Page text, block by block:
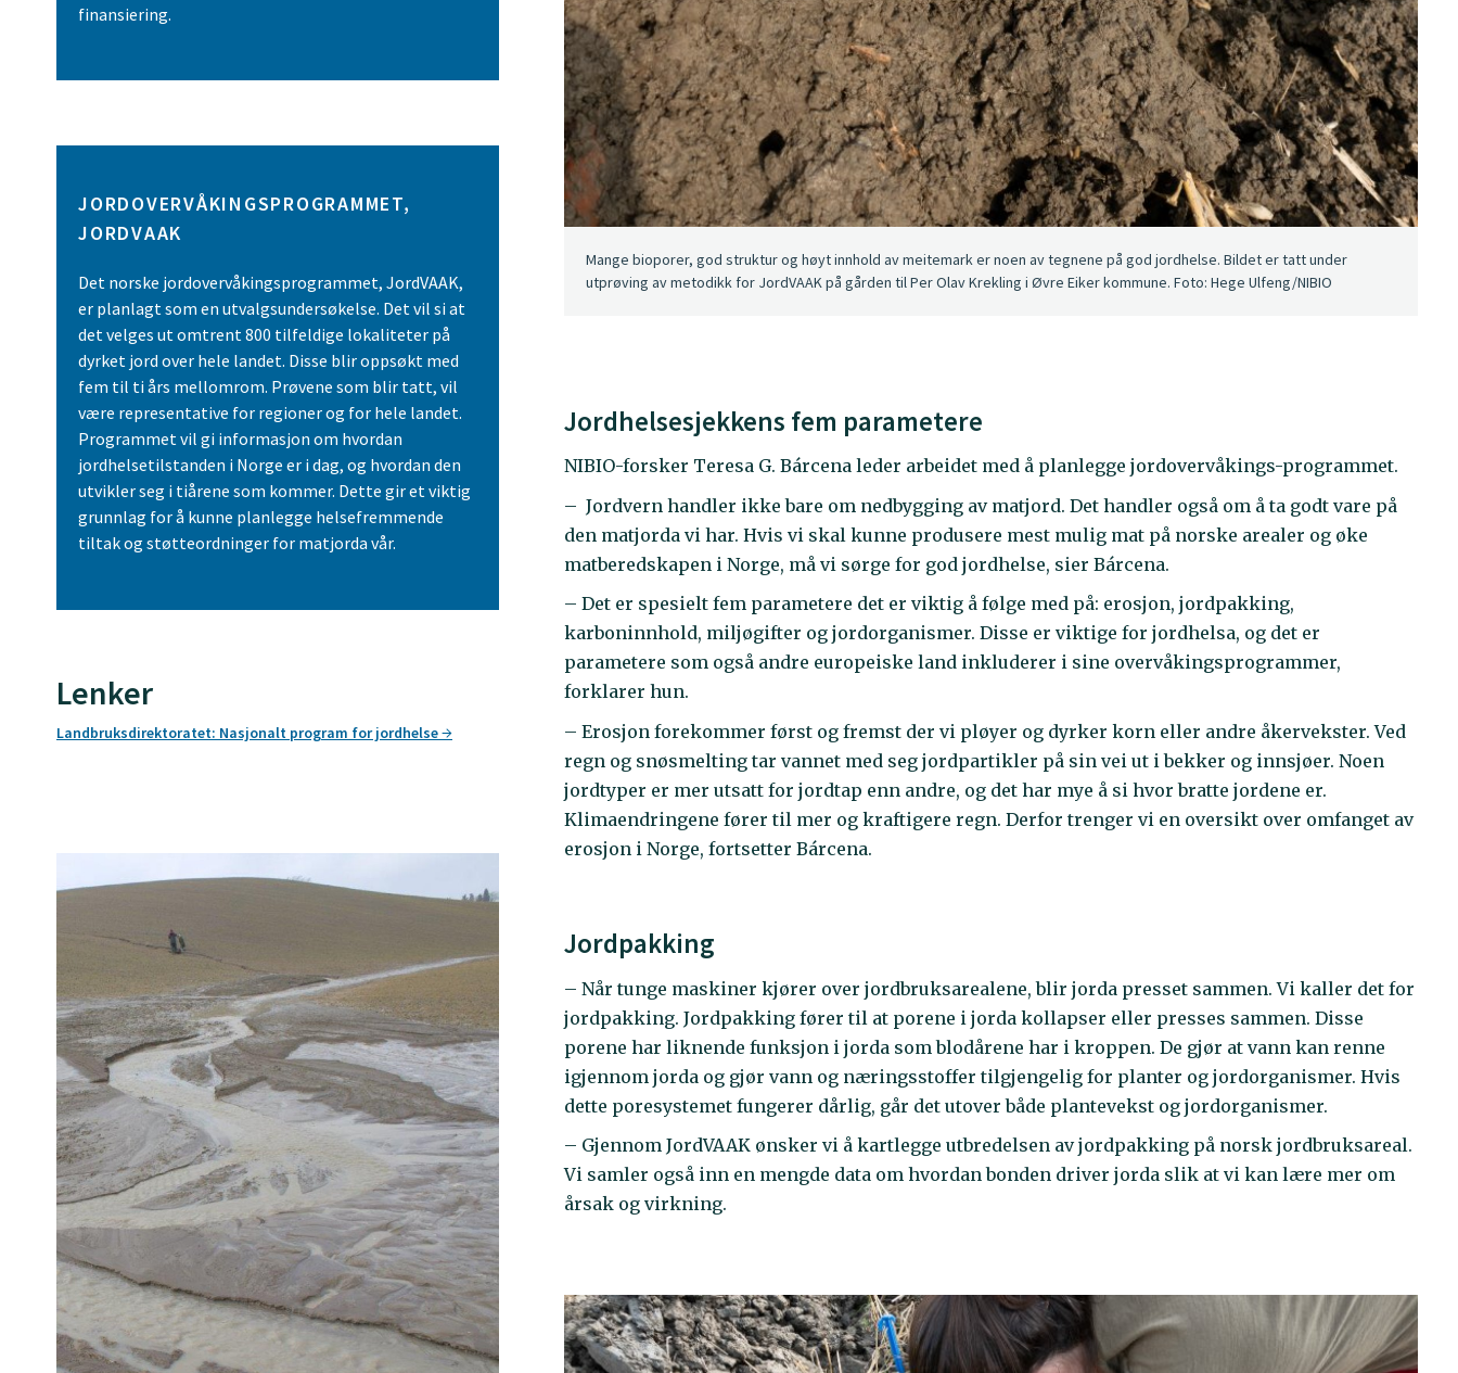
Mange bioporer, god struktur og høyt innhold av meitemark er noen av tegnene på god jordhelse. Bildet er tatt under
utprøving av metodikk for JordVAAK på gården til Per Olav Krekling i Øvre Eiker kommune. Foto: Hege Ulfeng/NIBIO
Jordhelsesjekkens fem parametere
NIBIO-forsker Teresa G. Bárcena leder arbeidet med å planlegge jordovervåkings-programmet.
– Jordvern handler ikke bare om nedbygging av matjord. Det handler også om å ta godt vare på
den matjorda vi har. Hvis vi skal kunne produsere mest mulig mat på norske arealer og øke
matberedskapen i Norge, må vi sørge for god jordhelse, sier Bárcena.
– Det er spesielt fem parametere det er viktig å følge med på: erosjon, jordpakking,
karboninnhold, miljøgifter og jordorganismer. Disse er viktige for jordhelsa, og det er
parametere som også andre europeiske land inkluderer i sine overvåkingsprogrammer,
forklarer hun.
– Erosjon forekommer først og fremst der vi pløyer og dyrker korn eller andre åkervekster. Ved
regn og snøsmelting tar vannet med seg jordpartikler på sin vei ut i bekker og innsjøer. Noen
jordtyper er mer utsatt for jordtap enn andre, og det har mye å si hvor bratte jordene er.
Klimaendringene fører til mer og kraftigere regn. Derfor trenger vi en oversikt over omfanget av
erosjon i Norge, fortsetter Bárcena.
Jordpakking
– Når tunge maskiner kjører over jordbruksarealene, blir jorda presset sammen. Vi kaller det for
jordpakking. Jordpakking fører til at porene i jorda kollapser eller presses sammen. Disse
porene har liknende funksjon i jorda som blodårene har i kroppen. De gjør at vann kan renne
igjennom jorda og gjør vann og næringsstoffer tilgjengelig for planter og jordorganismer. Hvis
dette poresystemet fungerer dårlig, går det utover både plantevekst og jordorganismer.
– Gjennom JordVAAK ønsker vi å kartlegge utbredelsen av jordpakking på norsk jordbruksareal.
Vi samler også inn en mengde data om hvordan bonden driver jorda slik at vi kan lære mer om
årsak og virkning.
finansiering.
JORDOVERVÅKINGSPROGRAMMET,
JORDVAAK
Det norske jordovervåkingsprogrammet, JordVAAK,
er planlagt som en utvalgsundersøkelse. Det vil si at
det velges ut omtrent 800 tilfeldige lokaliteter på
dyrket jord over hele landet. Disse blir oppsøkt med
fem til ti års mellomrom. Prøvene som blir tatt, vil
være representative for regioner og for hele landet.
Programmet vil gi informasjon om hvordan
jordhelsetilstanden i Norge er i dag, og hvordan den
utvikler seg i tiårene som kommer. Dette gir et viktig
grunnlag for å kunne planlegge helsefremmende
tiltak og støtteordninger for matjorda vår.
Lenker
Landbruksdirektoratet: Nasjonalt program for jordhelse